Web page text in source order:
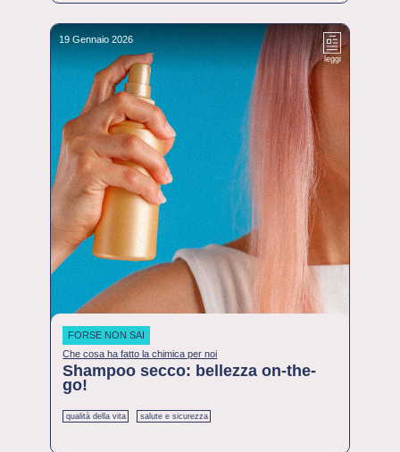
19 Gennaio 2026
leggi
FORSE NON SAI
Che cosa ha fatto la chimica per noi
Shampoo secco: bellezza on-the-
go!
qualità della vita salute e sicurezza